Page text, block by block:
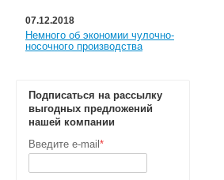
07.12.2018
Немного об экономии чулочно-
носочного производства
Подписаться на рассылку
выгодных предложений
нашей компании
Введите e-mail *